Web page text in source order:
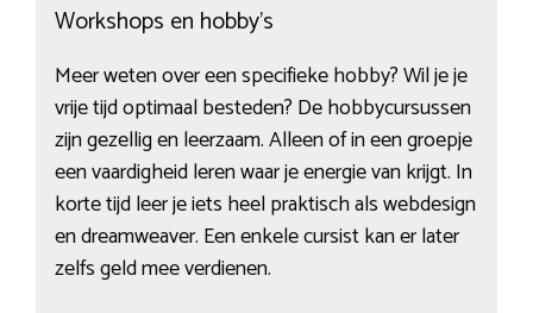
Workshops en hobby’s
Meer weten over een specifieke hobby? Wil je je
vrije tijd optimaal besteden? De hobbycursussen
zijn gezellig en leerzaam. Alleen of in een groepje
een vaardigheid leren waar je energie van krijgt. In
korte tijd leer je iets heel praktisch als webdesign
en dreamweaver. Een enkele cursist kan er later
zelfs geld mee verdienen.